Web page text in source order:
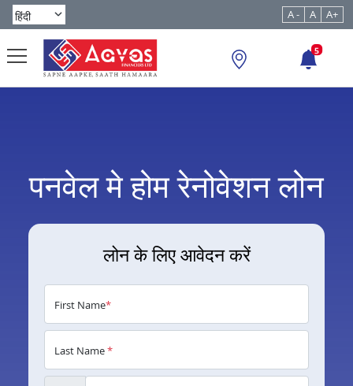
A - A A+
5
पनवेल मे होम रेनोवेशन लोन
लोन के लिए आवेदन करें
First Name*
Last Name*